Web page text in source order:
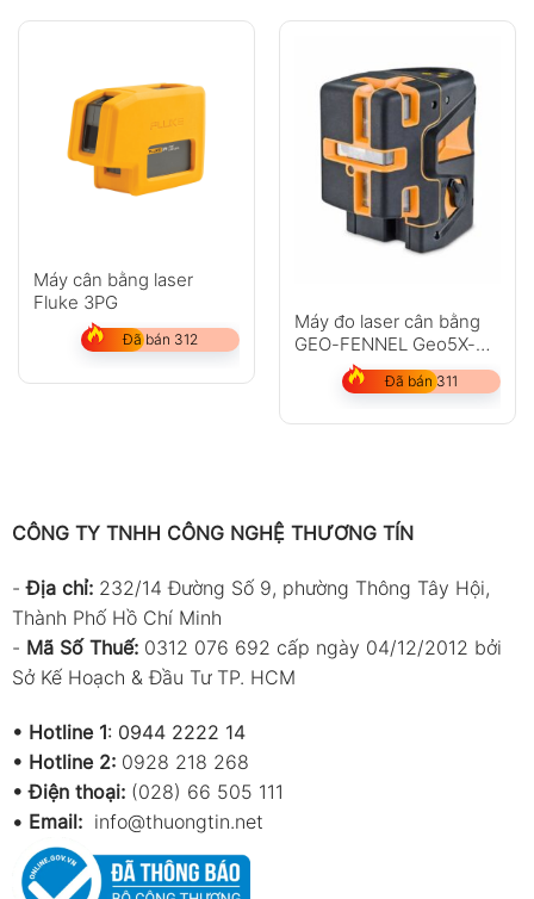
Máy cân bằng laser
Fluke 3PG
Đã bán 312
Máy đo laser cân bằng
GEO-FENNEL Geo5X-
L360 HP
Đã bán 311
CÔNG TY TNHH CÔNG NGHỆ THƯƠNG TÍN
-Địa chỉ: 232/14 Đường Số 9, phường Thông Tây Hội,
Thành Phố Hồ Chí Minh
- Mã Số Thuế: 0312 076 692 cấp ngày 04/12/2012 bởi
Sở Kế Hoạch & Đầu Tư TP. HCM
• Hotline 1: 0944 2222 14
• Hotline 2: 0928 218 268
• Điện thoại: (028) 66 505 111
• Email: info@thuongtin.net